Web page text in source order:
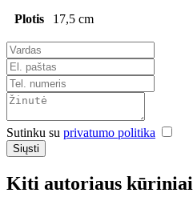
Plotis 17,5 cm
Sutinku su privatumo politika
Siųsti
Kiti autoriaus kūriniai